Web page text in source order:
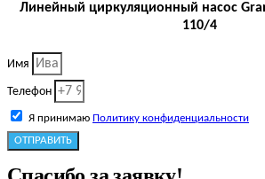
Линейный циркуляционный насос
110/4
Имя
Телефон
Я принимаю Политику конфиденциальности
ОТПРАВИТЬ